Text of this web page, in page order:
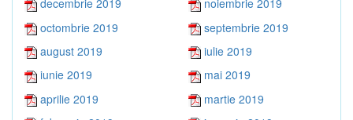
decembrie 2019
noiembrie 2019
octombrie 2019
septembrie 2019
august 2019
iulie 2019
iunie 2019
mai 2019
aprilie 2019
martie 2019